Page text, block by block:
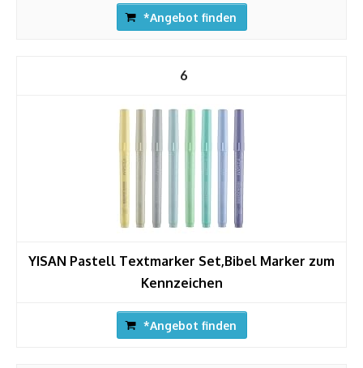
*Angebot finden
6
YISAN Pastell Textmarker Set,Bibel Marker zum
Kennzeichen
*Angebot finden